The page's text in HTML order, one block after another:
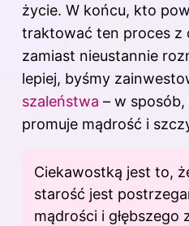
życie. W końcu, kto
traktować ten proces z
zamiast nieustannie
lepiej, byśmy
szaleństwa – w
promuje mądrość i
Ciekawostką jest to,
starość jest
mądrości i głębszego